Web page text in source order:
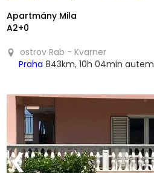
Apartmány Mila
A2+0
ostrov Rab - Kvarner
Praha 843km, 10h 04min autem
❮